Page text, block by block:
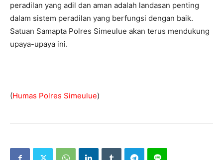
peradilan yang adil dan aman adalah landasan penting
dalam sistem peradilan yang berfungsi dengan baik.
Satuan Samapta Polres Simeulue akan terus mendukung
upaya-upaya ini.
(Humas Polres Simeulue)